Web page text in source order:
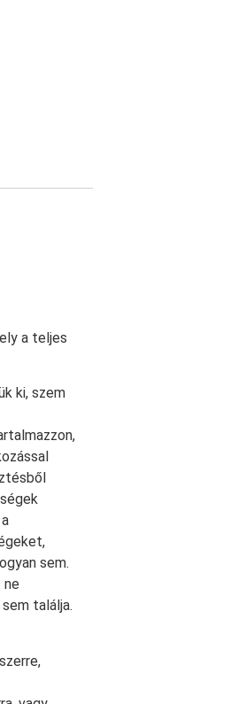
a teljes
ki, szem
sem.
találja.